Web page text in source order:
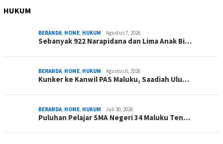
HUKUM
BERANDA, HOME, HUKUM Agustus 7, 2026
Sebanyak 922 Narapidana dan Lima Anak Bi…
BERANDA, HOME, HUKUM Agustus 6, 2026
Kunker ke Kanwil PAS Maluku, Saadiah Ulu…
BERANDA, HOME, HUKUM Juli 30, 2026
Puluhan Pelajar SMA Negeri 34 Maluku Ten…